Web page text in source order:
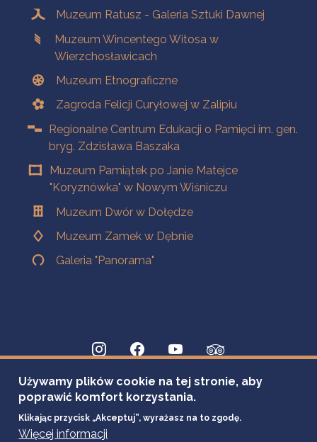
Muzeum Ratusz - Galeria Sztuki Dawnej
Muzeum Wincentego Witosa w
Wierzchosławicach
Muzeum Etnograficzne
Zagroda Felicji Curyłowej w Zalipiu
Regionalne Centrum Edukacji o Pamięci im. gen.
bryg. Zdzisława Baszaka
Muzeum Pamiątek po Janie Matejce
"Koryznówka" w Nowym Wiśniczu
Muzeum Dwór w Dołędze
Muzeum Zamek w Dębnie
Galeria "Panorama"
Używamy plików cookie na tej stronie, aby
poprawić komfort korzystania.
Klikając przycisk „Akceptuj”, wyrażasz na to zgodę.
Więcej informacji